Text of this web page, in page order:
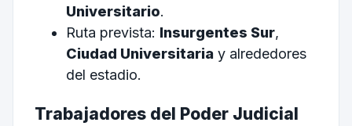
Universitario.
Ruta prevista: Insurgentes Sur,
Ciudad Universitariay alrededores
del estadio.
Trabajadores del Poder Judicial